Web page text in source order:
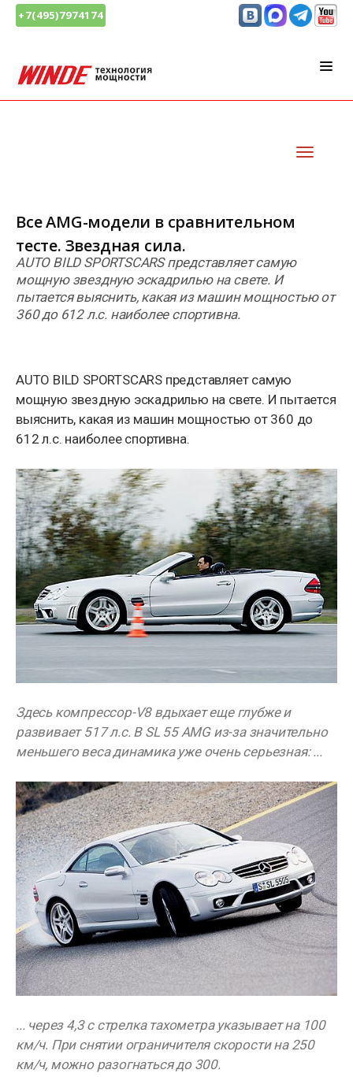
+7(495)7974174
Все AMG-модели в сравнительном
тесте. Звездная сила.
AUTO BILD SPORTSCARS представляет самую
мощную звездную эскадрилью на свете. И
пытается выяснить, какая из машин мощностью от
360 до 612 л.с. наиболее спортивна.
AUTO BILD SPORTSCARS представляет самую
мощную звездную эскадрилью на свете. И пытается
выяснить, какая из машин мощностью от 360 до
612 л.с. наиболее спортивна.
Здесь компрессор-V8 вдыхает еще глубже и
развивает 517 л.с. В SL 55 AMG из-за значительно
меньшего веса динамика уже очень серьезная: ...
... через 4,3 с стрелка тахометра указывает на 100
км/ч. При снятии ограничителя скорости на 250
км/ч, можно разогнаться до 300.